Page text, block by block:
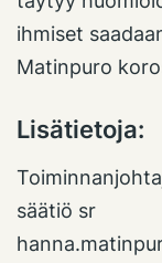
ihmiset
Matinpuro
Lisätietoja:
säätiö sr